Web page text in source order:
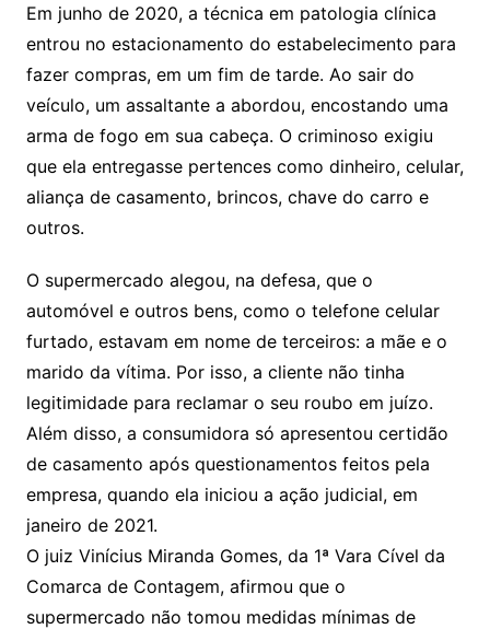
Em junho de 2020, a técnica em patologia clínica
entrou no estacionamento do estabelecimento para
fazer compras, em um fim de tarde. Ao sair do
veículo, um assaltante a abordou, encostando uma
arma de fogo em sua cabeça. O criminoso exigiu
que ela entregasse pertences como dinheiro, celular,
aliança de casamento, brincos, chave do carro e
outros.
O supermercado alegou, na defesa, que o
automóvel e outros bens, como o telefone celular
furtado, estavam em nome de terceiros: a mãe e o
marido da vítima. Por isso, a cliente não tinha
legitimidade para reclamar o seu roubo em juízo.
Além disso, a consumidora só apresentou certidão
de casamento após questionamentos feitos pela
empresa, quando ela iniciou a ação judicial, em
janeiro de 2021.
O juiz Vinícius Miranda Gomes, da 1ª Vara Cível da
Comarca de Contagem, afirmou que o
supermercado não tomou medidas mínimas de